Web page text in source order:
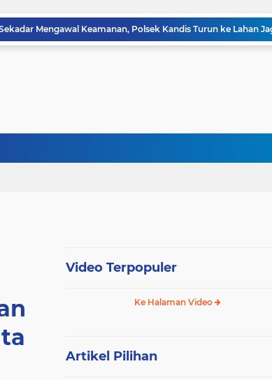
Koptu K. Sitohang Melakukan Pendampingan Vaksinasi PMK
Video Terpopuler
Ke Halaman Video
Artikel Pilihan